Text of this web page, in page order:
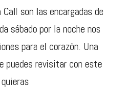
son las encargadas de
sábado por la noche nos
para el corazón. Una
puedes revisitar con este